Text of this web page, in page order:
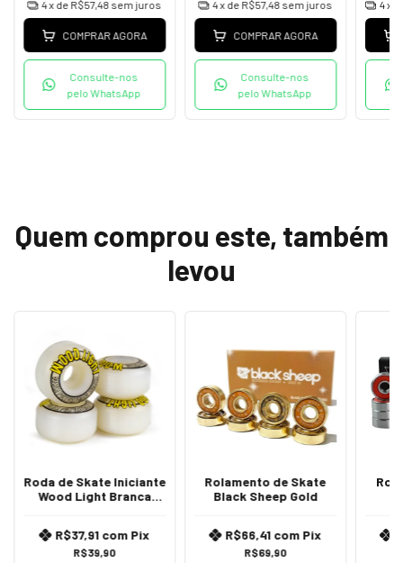
4x de R$57,48 sem juros
COMPRAR AGORA
Consulte-nos
pelo WhatsApp
4x de R$57,48 sem juros
COMPRAR AGORA
Consulte-nos
pelo WhatsApp
4x
Quem comprou este, também
levou
Roda de Skate Iniciante
Wood Light Branca
R$39,90
R$37,91 com Pix
Rolamento de Skate
Black Sheep Gold
R$69,90
R$66,41 com Pix